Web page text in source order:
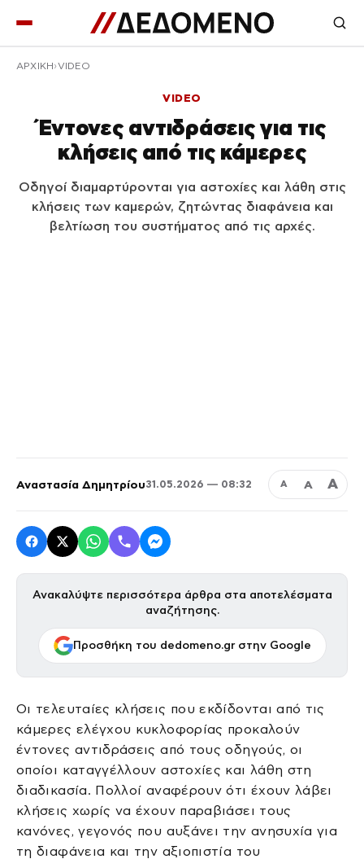
ΑΡΧΙΚΉ VIDEO
VIDEO
Έντονες αντιδράσεις για τις
κλήσεις από τις κάμερες
Οδηγοί διαμαρτύρονται για αστοχίες και λάθη στις
κλήσεις των καμερών, ζητώντας διαφάνεια και
βελτίωση του συστήματος από τις αρχές.
Αναστασία Δημητρίου31.05.2026 — 08:32 Α Α Α
Ανακαλύψτε περισσότερα άρθρα στα αποτελέσματα
αναζήτησης.
Προσθήκη του dedomeno.gr στην Google
Οι τελευταίες κλήσεις που εκδίδονται από τις
κάμερες ελέγχου κυκλοφορίας προκαλούν
έντονες αντιδράσεις από τους οδηγούς, οι
οποίοι καταγγέλλουν αστοχίες και λάθη στη
διαδικασία. Πολλοί αναφέρουν ότι έχουν λάβει
κλήσεις χωρίς να έχουν παραβιάσει τους
κανόνες, γεγονός που αυξάνει την ανησυχία για
τη διαφάνεια και την αξιοπιστία του